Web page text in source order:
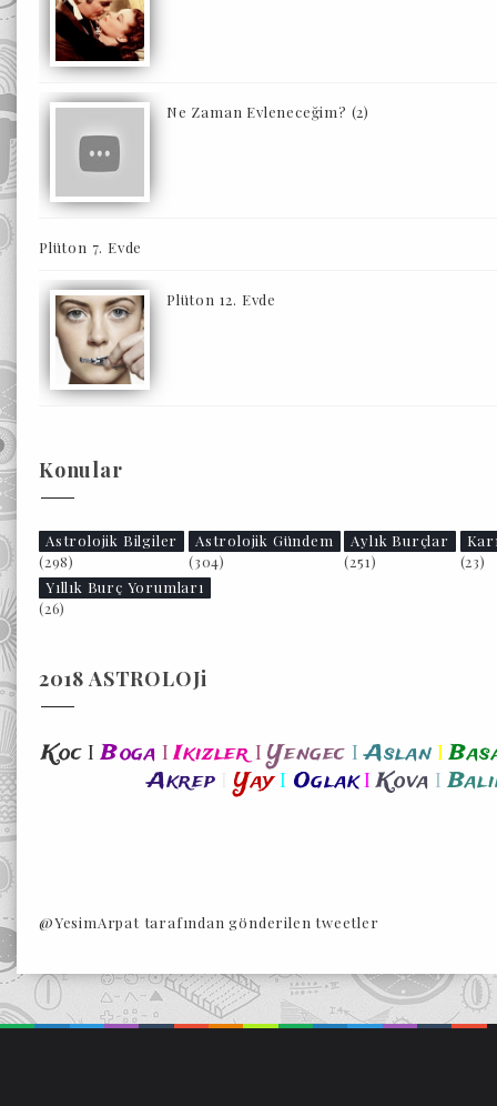
Ne Zaman Evleneceğim? (2)
Plüton 7. Evde
Plüton 12. Evde
Konular
Astrolojik Bilgiler
(298)
Astrolojik Gündem
(304)
Aylık Burçlar
(251)
(23)
Yıllık Burç Yorumları
(26)
2018 ASTROLOJi
Koc I Boga I Ikizler I Yengec I Aslan I
Akrep
Yay I Oglak I Kova I
@YesimArpat tarafından gönderilen tweetler